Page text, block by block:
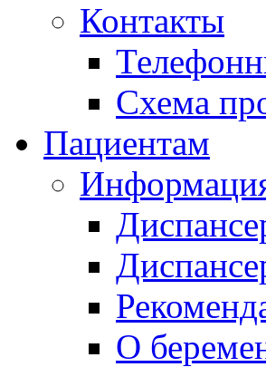
Контакты
Схема
Пациентам
О